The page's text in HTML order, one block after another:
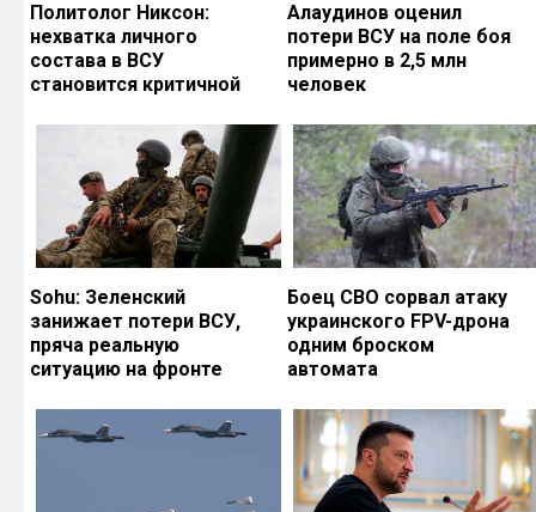
Политолог Никсон:
нехватка личного
состава в ВСУ
становится критичной
Алаудинов оценил
потери ВСУ на поле боя
примерно в 2,5 млн
человек
Sohu: Зеленский
занижает потери ВСУ,
пряча реальную
ситуацию на фронте
Боец СВО сорвал атаку
украинского FPV-дрона
одним броском
автомата